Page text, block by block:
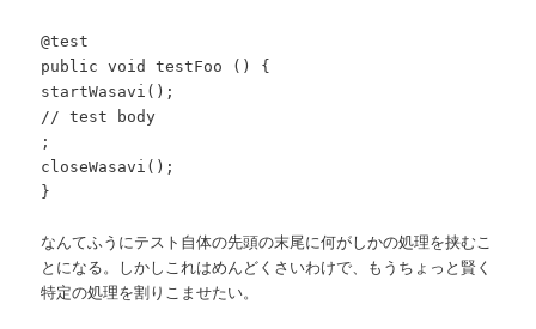
@test
public void testFoo () {
startWasavi();
// test body
;
closeWasavi();
}
なんてふうにテスト自体の先頭の末尾に何がしかの処理を挟むこ
とになる。しかしこれはめんどくさいわけで、もうちょっと賢く
特定の処理を割りこませたい。